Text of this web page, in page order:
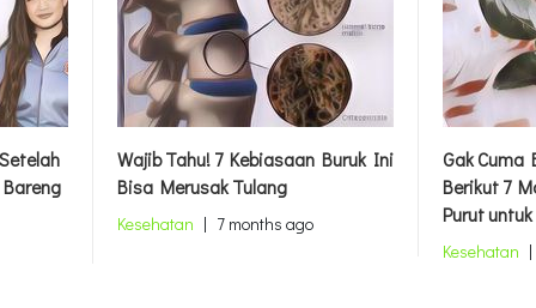
Wajib Tahu! 7 Kebiasaan Buruk Ini
Bisa Merusak Tulang
Kesehatan | 7 months ago
Gak Cuma
Berikut 7
Purut
Kesehatan |